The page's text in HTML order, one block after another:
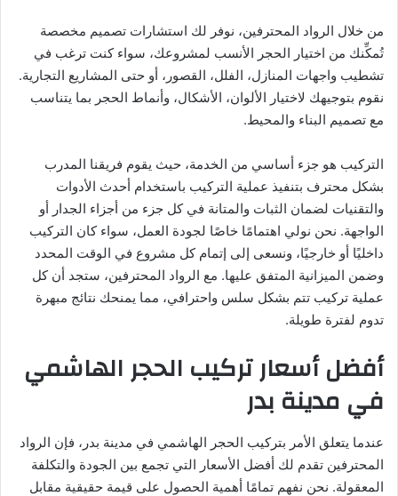
من خلال الرواد المحترفين، نوفر لك استشارات تصميم مخصصة
تُمكِّنك من اختيار الحجر الأنسب لمشروعك، سواء كنت ترغب في
تشطيب واجهات المنازل، الفلل، القصور، أو حتى المشاريع التجارية.
نقوم بتوجيهك لاختيار الألوان، الأشكال، وأنماط الحجر بما يتناسب
مع تصميم البناء والمحيط.
التركيب هو جزء أساسي من الخدمة، حيث يقوم فريقنا المدرب
بشكل محترف بتنفيذ عملية التركيب باستخدام أحدث الأدوات
والتقنيات لضمان الثبات والمتانة في كل جزء من أجزاء الجدار أو
الواجهة. نحن نولي اهتمامًا خاصًا لجودة العمل، سواء كان التركيب
داخليًا أو خارجيًا، ونسعى إلى إتمام كل مشروع في الوقت المحدد
وضمن الميزانية المتفق عليها. مع الرواد المحترفين، ستجد أن كل
عملية تركيب تتم بشكل سلس واحترافي، مما يمنحك نتائج مبهرة
تدوم لفترة طويلة.
أفضل أسعار تركيب الحجر الهاشمي
في مدينة بدر
عندما يتعلق الأمر بتركيب الحجر الهاشمي في مدينة بدر، فإن الرواد
المحترفين تقدم لك أفضل الأسعار التي تجمع بين الجودة والتكلفة
المعقولة. نحن نفهم تمامًا أهمية الحصول على قيمة حقيقية مقابل